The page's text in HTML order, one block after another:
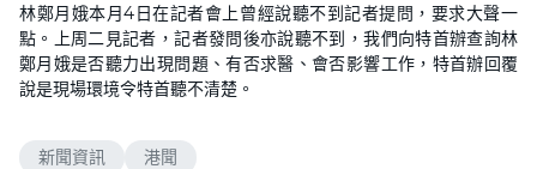
0
%
林鄭月娥本月4日在記者會上曾經說聽不到記者提問，要求大聲一
點。上周二見記者，記者發問後亦說聽不到，我們向特首辦查詢林
鄭月娥是否聽力出現問題、有否求醫、會否影響工作，特首辦回覆
說是現場環境令特首聽不清楚。
新聞資訊 港聞